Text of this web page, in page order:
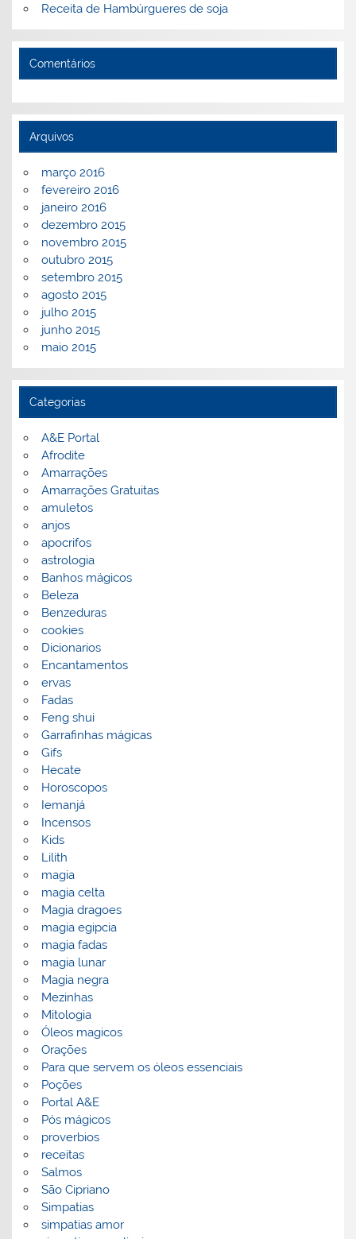
Receita de Hambúrgueres de soja
Comentários
Arquivos
março 2016
fevereiro 2016
janeiro 2016
dezembro 2015
novembro 2015
outubro 2015
setembro 2015
agosto 2015
julho 2015
junho 2015
maio 2015
Categorias
A&E Portal
Afrodite
Amarrações
Amarrações Gratuitas
amuletos
anjos
apocrifos
astrologia
Banhos mágicos
Beleza
Benzeduras
cookies
Dicionarios
Encantamentos
ervas
Fadas
Feng shui
Garrafinhas mágicas
Gifs
Hecate
Horoscopos
Iemanjá
Incensos
Kids
Lilith
magia
magia celta
Magia dragoes
magia egipcia
magia fadas
magia lunar
Magia negra
Mezinhas
Mitologia
Óleos magicos
Orações
Para que servem os óleos essenciais
Poções
Portal A&E
Pós mágicos
proverbios
receitas
Salmos
São Cipriano
Simpatias
simpatias amor